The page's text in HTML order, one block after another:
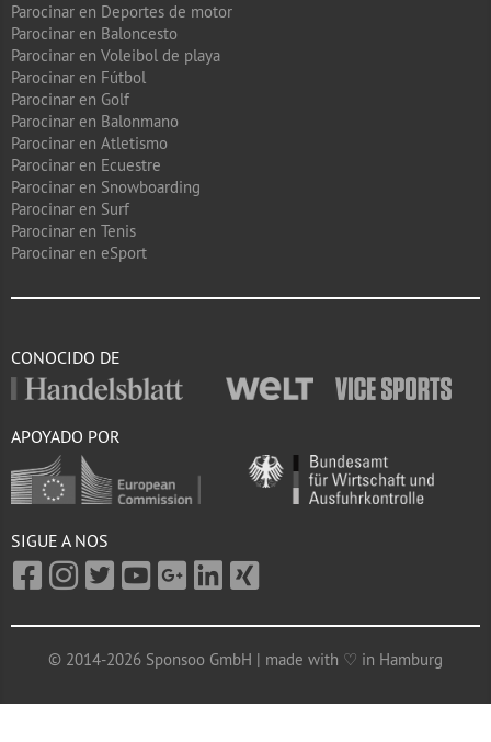
Parocinar en Deportes de motor
Parocinar en Baloncesto
Parocinar en Voleibol de playa
Parocinar en Fútbol
Parocinar en Golf
Parocinar en Balonmano
Parocinar en Atletismo
Parocinar en Ecuestre
Parocinar en Snowboarding
Parocinar en Surf
Parocinar en Tenis
Parocinar en eSport
CONOCIDO DE
APOYADO POR
SIGUE A NOS
© 2014-2026 Sponsoo GmbH | made with ♡ in Hamburg